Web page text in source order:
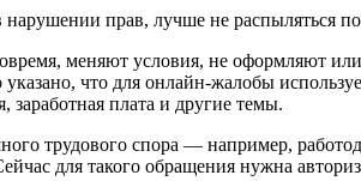
нарушении прав, лучше не распыляться
меняют условия, не оформляют
что для онлайн-жалобы
заработная плата и другие темы.
трудового спора — например,
для такого обращения нужна